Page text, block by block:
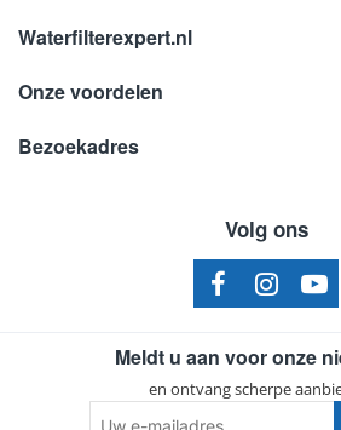
Waterfilterexpert.nl
Onze voordelen
Bezoekadres
Volg ons
Meldt u aan voor onze
en ontvang scherpe